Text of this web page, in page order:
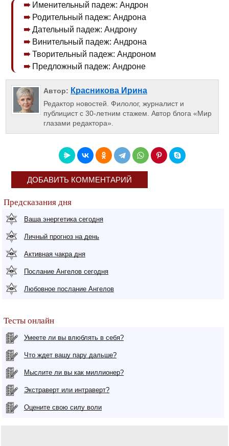
Именительный падеж: Андрон
Родительный падеж: Андрона
Дательный падеж: Андрону
Винительный падеж: Андрона
Творительный падеж: Андроном
Предложный падеж: Андроне
Автор: Красникова Ирина
Редактор новостей. Филолог, журналист и
публицист с 30-летним стажем. Автор блога «Мир
глазами редактора».
ДОБАВИТЬ КОММЕНТАРИЙ
Предсказания дня
Ваша энергетика сегодня
Личный прогноз на день
Активная чакра дня
Послание Ангелов сегодня
Любовное послание Ангелов
Тесты онлайн
Умеете ли вы влюблять в себя?
Что ждет вашу пару дальше?
Мыслите ли вы как миллионер?
Экстраверт или интраверт?
Оцените свою силу воли